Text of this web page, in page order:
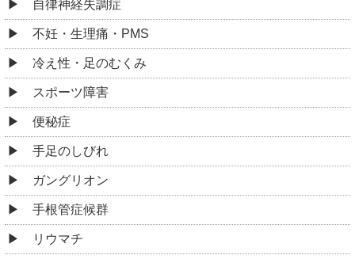
自律神経失調症
不妊・生理痛・PMS
冷え性・足のむくみ
スポーツ障害
便秘症
手足のしびれ
ガングリオン
手根管症候群
リウマチ